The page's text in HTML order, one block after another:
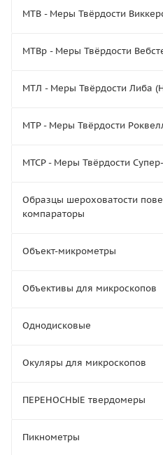
МТВ - Меры Твёрдости
МТВр - Меры Твёрдости
МТЛ - Меры Твёрдости Либа
МТР - Меры Твёрдости
МТСР - Меры Твёрдости
Образцы шероховатости
компараторы
Объект-микрометры
Объективы для микроскопов
Однодисковые
Окуляры для микроскопов
ПЕРЕНОСНЫЕ твердомеры
Пикнометры